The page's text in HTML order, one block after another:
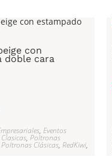
con
doble cara
, Eventos
, Poltronas
Poltronas Clásicas, RedKiwi,